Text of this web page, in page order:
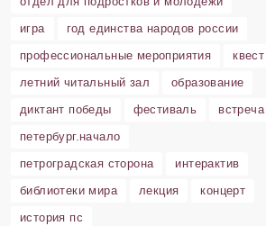
игра
год единства народов россии
профессиональные мероприятия
квест
летний читальный зал
образование
диктант победы
фестиваль
встреча
петербург.начало
петроградская сторона
интерактив
библиотеки мира
лекция
концерт
история пс